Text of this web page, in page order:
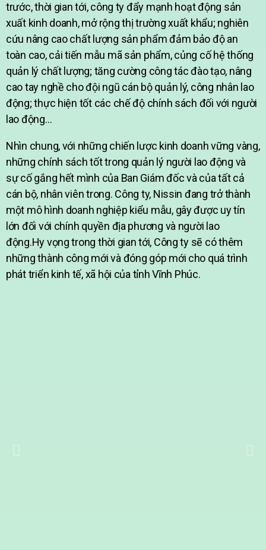
trước, thời gian tới, công ty đẩy mạnh hoạt động sản
xuất kinh doanh, mở rộng thị trường xuất khẩu; nghiên
cứu nâng cao chất lượng sản phẩm đảm bảo độ an
toàn cao, cải tiến mẫu mã sản phẩm, củng cố hệ thống
quản lý chất lượng; tăng cường công tác đào tạo, nâng
cao tay nghề cho đội ngũ cán bộ quản lý, công nhân lao
động; thực hiện tốt các chế độ chính sách đối với người
lao động…
Nhìn chung, với những chiến lược kinh doanh vững vàng,
những chính sách tốt trong quản lý người lao động và
sự cố gắng hết mình của Ban Giám đốc và của tất cả
cán bộ, nhân viên trong. Công ty, Nissin đang trở thành
một mô hình doanh nghiệp kiểu mẫu, gây được uy tín
lớn đối với chính quyền địa phương và người lao
động.Hy vọng trong thời gian tới, Công ty sẽ có thêm
những thành công mới và đóng góp mới cho quá trình
phát triển kinh tế, xã hội của tỉnh Vĩnh Phúc.